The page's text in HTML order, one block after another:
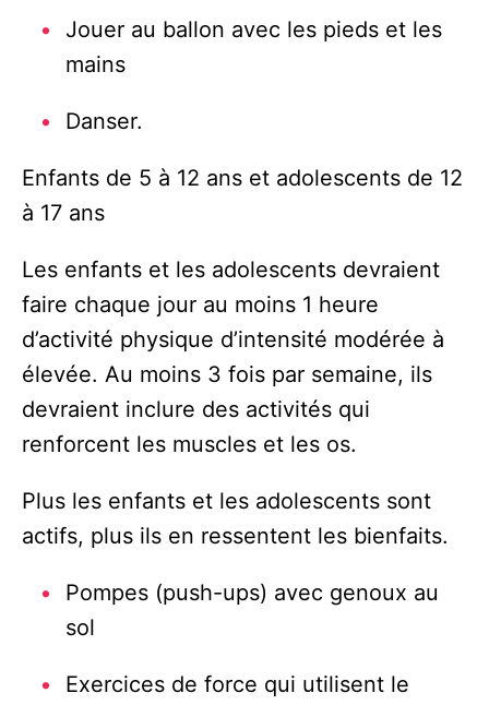
Jouer au ballon avec les pieds et les
mains
Danser.
Enfants de 5 à 12 ans et adolescents de 12
à 17 ans
Les enfants et les adolescents devraient
faire chaque jour au moins 1 heure
d’activité physique d’intensité modérée à
élevée. Au moins 3 fois par semaine, ils
devraient inclure des activités qui
renforcent les muscles et les os.
Plus les enfants et les adolescents sont
actifs, plus ils en ressentent les bienfaits.
Pompes (push-ups) avec genoux au
sol
Exercices de force qui utilisent le